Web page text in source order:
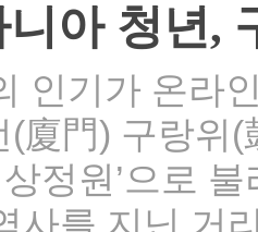
아 청년,
인기가 온
(廈門) 구랑위
상정원’으로
사를 지닌 거